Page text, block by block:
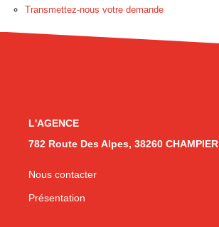
CONTACT
Transmettez-nous votre demande
L'AGENCE
782 Route Des Alpes, 38260 CHAMPIER
Nous contacter
Présentation